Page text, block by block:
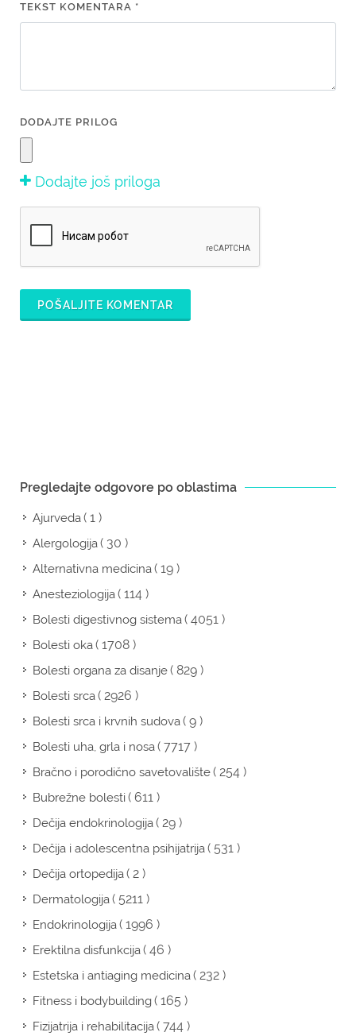
TEKST KOMENTARA *
DODAJTE PRILOG
Dodajte još priloga
POŠALJITE KOMENTAR
Pregledajte odgovore po oblastima
Ajurveda( 1 )
Alergologija( 30 )
Alternativna medicina( 19 )
Anesteziologija( 114 )
Bolesti digestivnog sistema( 4051 )
Bolesti oka( 1708 )
Bolesti organa za disanje( 829 )
Bolesti srca( 2926 )
Bolesti srca i krvnih sudova( 9 )
Bolesti uha, grla i nosa( 7717 )
Bračno i porodično savetovalište( 254 )
Bubrežne bolesti( 611 )
Dečija endokrinologija( 29 )
Dečija i adolescentna psihijatrija( 531 )
Dečija ortopedija( 2 )
Dermatologija( 5211 )
Endokrinologija( 1996 )
Erektilna disfunkcija( 46 )
Estetska i antiaging medicina( 232 )
Fitness i bodybuilding( 165 )
Fizijatrija i rehabilitacija( 744 )